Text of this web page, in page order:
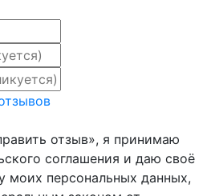
отзыв», я принимаю
соглашения и даю своё
моих персональных данных,